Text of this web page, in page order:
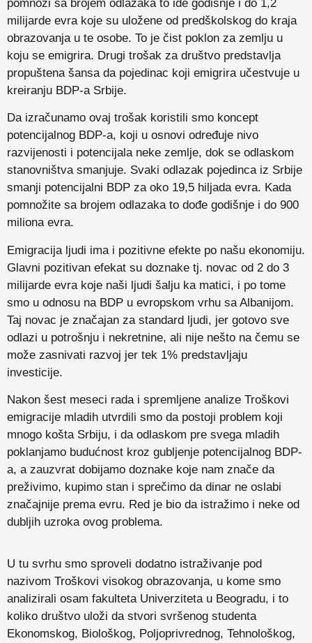
pomnoži sa brojem odlazaka to ide godišnje i do 1,2
milijarde evra koje su uložene od predškolskog do kraja
obrazovanja u te osobe. To je čist poklon za zemlju u
koju se emigrira. Drugi trošak za društvo predstavlja
propuštena šansa da pojedinac koji emigrira učestvuje u
kreiranju BDP-a Srbije.
Da izračunamo ovaj trošak koristili smo koncept
potencijalnog BDP-a, koji u osnovi određuje nivo
razvijenosti i potencijala neke zemlje, dok se odlaskom
stanovništva smanjuje. Svaki odlazak pojedinca iz Srbije
smanji potencijalni BDP za oko 19,5 hiljada evra. Kada
pomnožite sa brojem odlazaka to dođe godišnje i do 900
miliona evra.
Emigracija ljudi ima i pozitivne efekte po našu ekonomiju.
Glavni pozitivan efekat su doznake tj. novac od 2 do 3
milijarde evra koje naši ljudi šalju ka matici, i po tome
smo u odnosu na BDP u evropskom vrhu sa Albanijom.
Taj novac je značajan za standard ljudi, jer gotovo sve
odlazi u potrošnju i nekretnine, ali nije nešto na čemu se
može zasnivati razvoj jer tek 1% predstavljaju
investicije.
Nakon šest meseci rada i spremljene analize Troškovi
emigracije mladih utvrdili smo da postoji problem koji
mnogo košta Srbiju, i da odlaskom pre svega mladih
poklanjamo budućnost kroz gubljenje potencijalnog BDP-
a, a zauzvrat dobijamo doznake koje nam znače da
preživimo, kupimo stan i sprečimo da dinar ne oslabi
značajnije prema evru. Red je bio da istražimo i neke od
dubljih uzroka ovog problema.
U tu svrhu smo sproveli dodatno istraživanje pod
nazivom Troškovi visokog obrazovanja, u kome smo
analizirali osam fakulteta Univerziteta u Beogradu, i to
koliko društvo uloži da stvori svršenog studenta
Ekonomskog, Biološkog, Poljoprivrednog, Tehnološkog,